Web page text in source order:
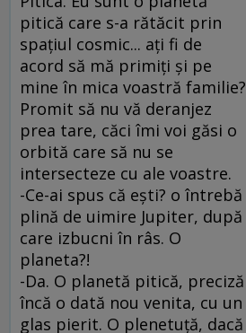
pitică care s-a rătăcit prin
spaţiul cosmic... aţi fi de
acord să mă primiţi şi pe
mine în mica voastră familie?
Promit să nu vă deranjez
prea tare, căci îmi voi găsi o
orbită care să nu se
intersecteze cu ale voastre.
-Ce-ai spus că eşti? o întrebă
plină de uimire Jupiter, după
care izbucni în râs. O
planeta?!
-Da. O planetă pitică, preciză
încă o dată nou venita, cu un
glas pierit. O plenetuţă, dacă